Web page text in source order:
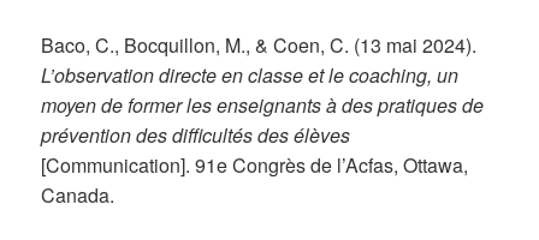
Baco, C., Bocquillon, M., & Coen, C. (13 mai 2024).
L’observation directe en classe et le coaching, un
moyen de former les enseignants à des pratiques de
prévention des difficultés des élèves
[Communication]. 91e Congrès de l’Acfas, Ottawa,
Canada.